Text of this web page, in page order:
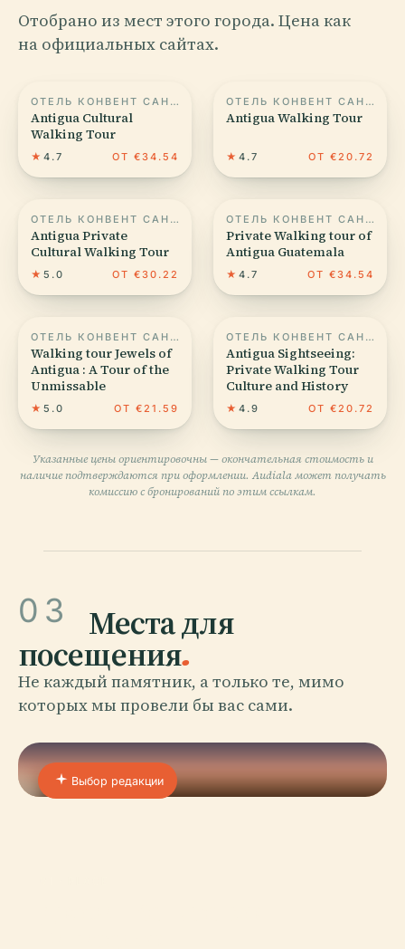
Отобрано из мест этого города. Цена как
на официальных сайтах.
ОТЕЛЬ КОНВЕНТ САНТА КАТАЛИНА
Antigua Cultural
Walking Tour
★ 4.7 ОТ €34.54
ОТЕЛЬ КОНВЕНТ САНТА КАТАЛИНА
Antigua Walking Tour
★ 4.7 ОТ €20.72
ОТЕЛЬ КОНВЕНТ САНТА КАТАЛИНА
Antigua Private
Cultural Walking Tour
★ 5.0 ОТ €30.22
ОТЕЛЬ КОНВЕНТ САНТА КАТАЛИНА
Private Walking tour of
Antigua Guatemala
★ 4.7 ОТ €34.54
ОТЕЛЬ КОНВЕНТ САНТА КАТАЛИНА
Walking tour Jewels of
Antigua : A Tour of the
Unmissable
★ 5.0 ОТ €21.59
ОТЕЛЬ КОНВЕНТ САНТА КАТАЛИНА
Antigua Sightseeing:
Private Walking Tour
Culture and History
★ 4.9 ОТ €20.72
Указанные цены ориентировочны — окончательная стоимость и
наличие подтверждаются при оформлении. Audiala может получать
комиссию с бронирований по этим ссылкам.
03 Места для
посещения.
Не каждый памятник, а только те, мимо
которых мы провели бы вас сами.
Выбор редакции